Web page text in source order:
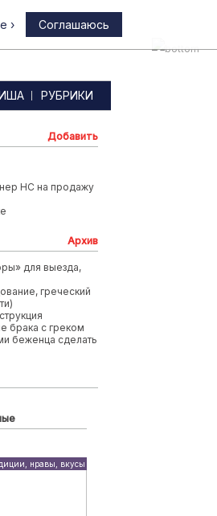
РУБРИКИ
Добавить
HC на продажу
Архив
для выезда,
греческий
брака с греком
беженца сделать
нравы, вкусы
› Соглашаюсь